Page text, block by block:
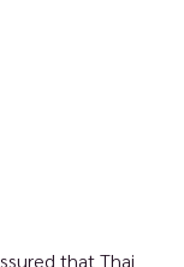
that Thai